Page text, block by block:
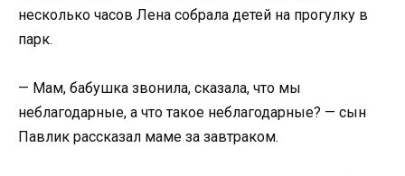
несколько часов Лена собрала детей на прогулку в
парк.
— Мам, бабушка звонила, сказала, что мы
неблагодарные, а что такое неблагодарные? — сын
Павлик рассказал маме за завтраком.